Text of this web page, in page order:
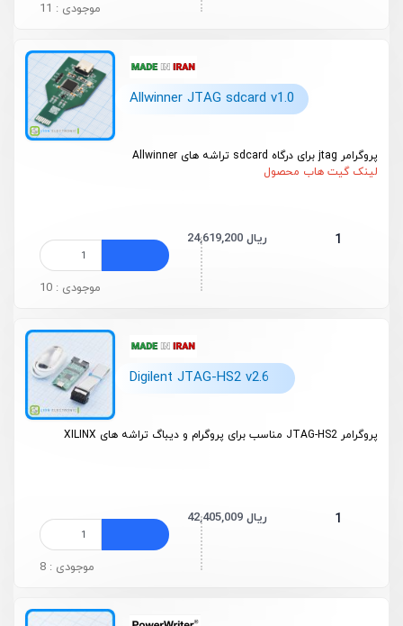
موجودی : 11
Allwinner JTAG sdcard v1.0
پروگرامر jtag برای درگاه sdcard تراشه های Allwinner
لینک گیت هاب محصول
1 24,619,200 ریال
موجودی : 10
Digilent JTAG-HS2 v2.6
پروگرامر JTAG-HS2 مناسب برای پروگرام و دیباگ تراشه های XILINX
1 42,405,009 ریال
موجودی : 8